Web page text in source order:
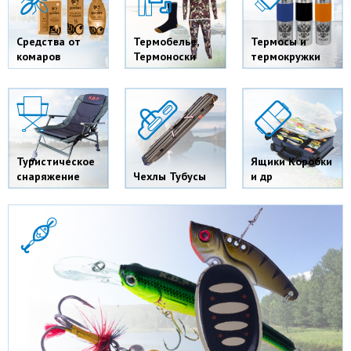
Средства от
комаров
Термобелье,
Термоноски
Термосы и
термокружки
Туристическое
снаряжение
Чехлы Тубусы
Ящики Коробки
и др